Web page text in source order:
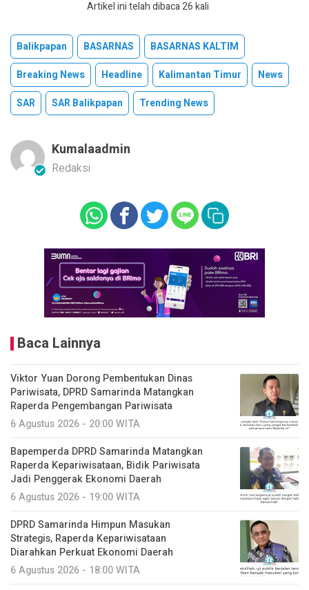
Artikel ini telah dibaca 26 kali
Balikpapan BASARNAS
BASARNAS KALTIM
Breaking News
Headline Kalimantan Timur
News
SAR
SAR Balikpapan Trending News
Kumalaadmin
Redaksi
Baca Lainnya
Viktor Yuan Dorong Pembentukan Dinas
Pariwisata, DPRD Samarinda Matangkan
Raperda Pengembangan Pariwisata
6 Agustus 2026 - 20:00 WITA
Bapemperda DPRD Samarinda Matangkan
Raperda Kepariwisataan, Bidik Pariwisata
Jadi Penggerak Ekonomi Daerah
6 Agustus 2026 - 19:00 WITA
DPRD Samarinda Himpun Masukan
Strategis, Raperda Kepariwisataan
Diarahkan Perkuat Ekonomi Daerah
6 Agustus 2026 - 18:00 WITA